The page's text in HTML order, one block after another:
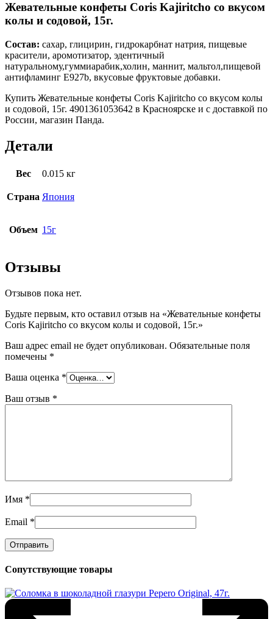
Жевательные конфеты Coris Kajiritcho со вкусом
колы и содовой, 15г.
Состав: cахар, глицирин, гидрокарбнат натрия, пищевые
красители, аромотизатор, эдентичный
натуральному,гуммиарабик,холин, маннит, мальтол,пищевой
антифламинг Е927b, вкусовые фруктовые добавки.
Купить Жевательные конфеты Coris Kajiritcho со вкусом колы
и содовой, 15г. 4901361053642 в Красноярске и с доставкой по
России, магазин Панда.
Детали
Вес 0.015 кг
Страна Япония
Объем 15г
Отзывы
Отзывов пока нет.
Будьте первым, кто оставил отзыв на «Жевательные конфеты
Coris Kajiritcho со вкусом колы и содовой, 15г.»
Ваш адрес email не будет опубликован. Обязательные поля
помечены *
Ваша оценка *
Ваш отзыв *
Имя *
Email *
Сопутствующие товары